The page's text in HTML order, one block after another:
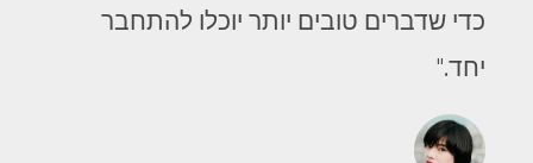
כדי שדברים טובים יותר יוכלו להתחבר
יחד."